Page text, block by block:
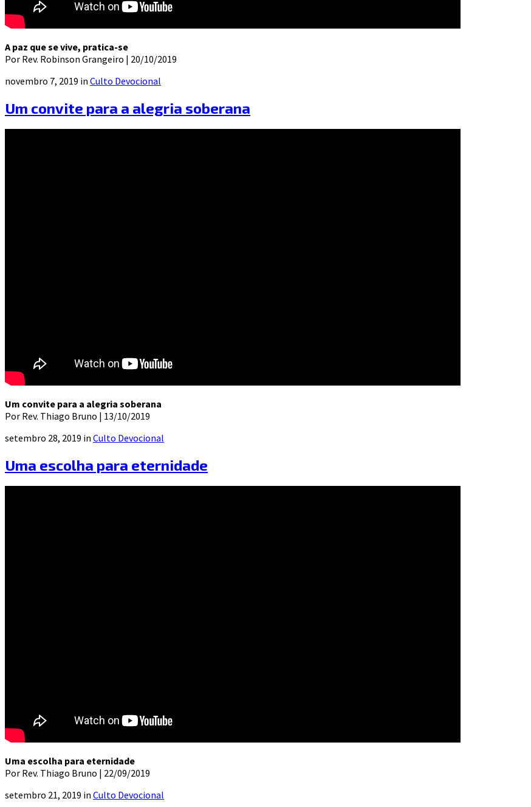
A paz que se vive, pratica-se
Por Rev. Robinson Grangeiro | 20/10/2019
novembro 7, 2019 in Culto Devocional
Um convite para a alegria soberana
Um convite para a alegria soberana
Por Rev. Thiago Bruno | 13/10/2019
setembro 28, 2019 in Culto Devocional
Uma escolha para eternidade
Uma escolha para eternidade
Por Rev. Thiago Bruno | 22/09/2019
setembro 21, 2019 in Culto Devocional